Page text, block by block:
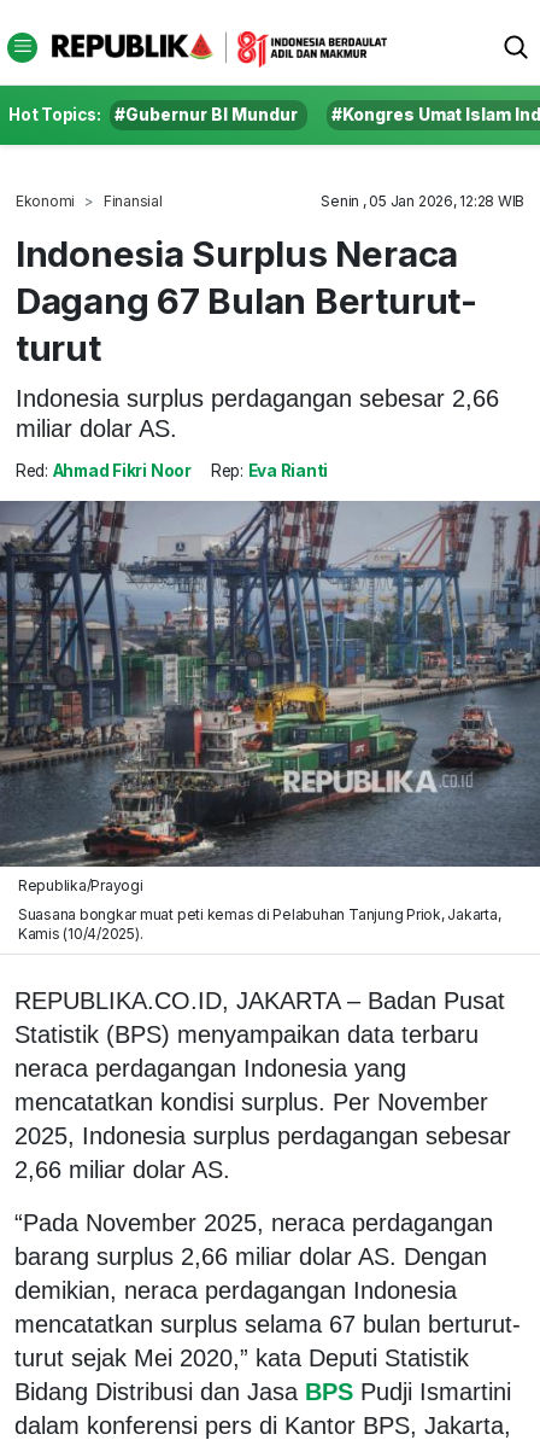
Hot Topics: #Gubernur BI Mundur #Kongres Umat Islam
Ekonomi Finansial Senin , 05 Jan 2026, 12:28 WIB
Indonesia Surplus Neraca
Dagang 67 Bulan Berturut-
turut
Indonesia surplus perdagangan sebesar 2,66
miliar dolar AS.
Red: Ahmad Fikri Noor Rep: Eva Rianti
Republika/Prayogi
Suasana bongkar muat peti kemas di Pelabuhan Tanjung Priok, Jakarta,
Kamis (10/4/2025).
REPUBLIKA.CO.ID, JAKARTA – Badan Pusat
Statistik (BPS) menyampaikan data terbaru
neraca perdagangan Indonesia yang
mencatatkan kondisi surplus. Per November
2025, Indonesia surplus perdagangan sebesar
2,66 miliar dolar AS.
“Pada November 2025, neraca perdagangan
barang surplus 2,66 miliar dolar AS. Dengan
demikian, neraca perdagangan Indonesia
mencatatkan surplus selama 67 bulan berturut-
turut sejak Mei 2020,” kata Deputi Statistik
Bidang Distribusi dan Jasa BPS Pudji Ismartini
dalam konferensi pers di Kantor BPS, Jakarta,